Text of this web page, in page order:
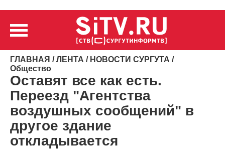
ГЛАВНАЯ /ЛЕНТА / НОВОСТИ СУРГУТА /
Общество
Оставят все как есть.
Переезд "Агентства
воздушных сообщений" в
другое здание
откладывается